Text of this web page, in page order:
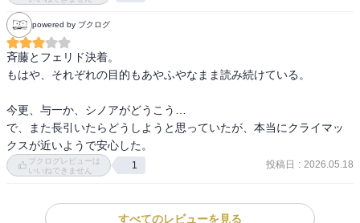
powered by ブクログ
斉藤とフェリド決着。
もはや、それぞれの目的もあやふやなまま読み続けている。
今更、与一か、シノアがどうこう…
で、また長引いたらどうしようと思っていたが、本当にクライマッ
クスが近いようで安心した。
ブクログレビューは
いいねできません
1 投稿日 : 2026.05.18
すべてのレビューを見る